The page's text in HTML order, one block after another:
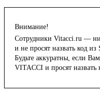
Внимание!
Сотрудники Vitacci.ru —
и не просят назвать код из
Будьте аккуратны, если
VITACCI и просят